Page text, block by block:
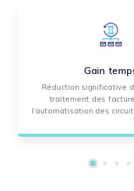
Gain
Réduction significative
traitement des
l’automatisation des